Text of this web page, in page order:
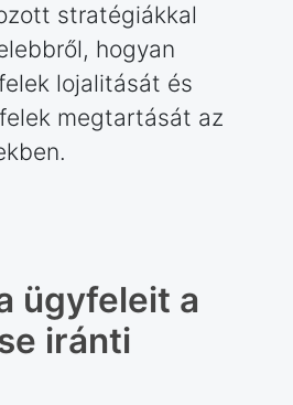
stratégiákkal
hogyan
lojalitását és
megtartását az
ügyfeleit a
iránti